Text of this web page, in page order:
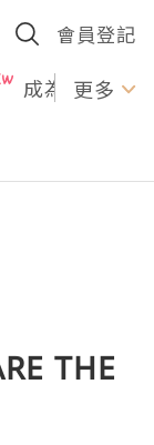
會員登記
成為U更多
THE